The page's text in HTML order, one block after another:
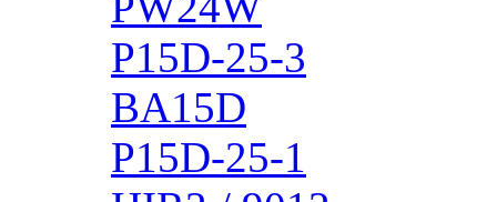
P15D-25-3
BA15D
P15D-25-1